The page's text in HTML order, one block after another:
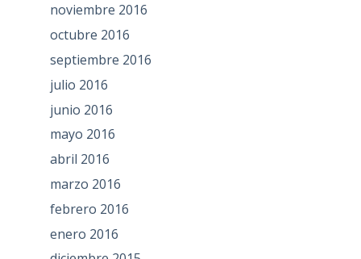
noviembre 2016
octubre 2016
septiembre 2016
julio 2016
junio 2016
mayo 2016
abril 2016
marzo 2016
febrero 2016
enero 2016